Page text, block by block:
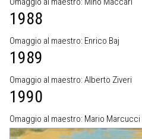
1988
Omaggio al maestro: Enrico Baj
1989
Omaggio al maestro: Alberto Ziveri
1990
Omaggio al maestro: Mario Marcucci